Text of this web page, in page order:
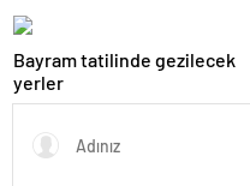
Bayram tatilinde gezilecek
yerler